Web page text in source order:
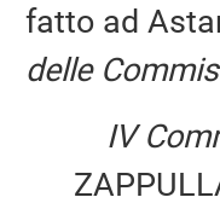
fatto ad
delle
IV